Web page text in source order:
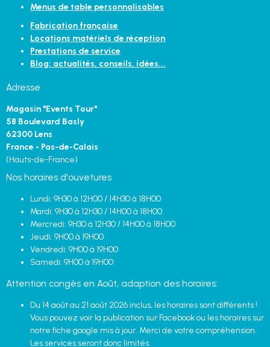
Menus de table personnalisables
Fabrication française
Locations matériels de réception
Prestations de service
Blog: actualités, conseils, idées...
Adresse
Magasin "Events Tour"
58 Boulevard Basly
62300 Lens
France - Pas-de-Calais
(Hauts-de-France)
Nos horaires d'ouvetures
Lundi: 9H30 à 12H00 / 14H30 à 18H00
Mardi: 9H30 à 12H30 / 14H00 à 18H00
Mercredi: 9H30 à 12H30 / 14H00 à 18H00
Jeudi: 9H00 à 19H00
Vendredi: 9H00 à 19H00
Samedi: 9H00 à 19H00
Attention congès en Août, adaption des horaires:
Du 14 août au 21 août 2026 inclus, les horaires sont différents !
Vous pouvez voir la publication sur Facebook ou les horaires sur
notre fiche google mis à jour. Merci de votre compréhension.
Les services seront donc limités.